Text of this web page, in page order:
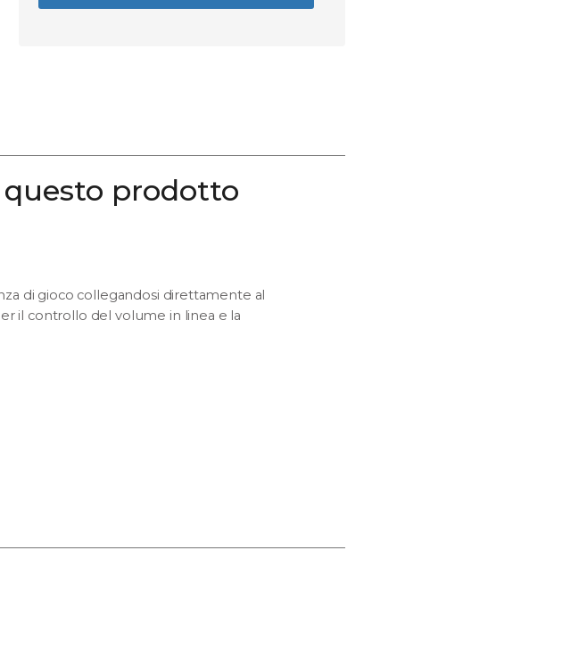
prodotto
di gioco collegandosi direttamente al
il controllo del volume in linea e la